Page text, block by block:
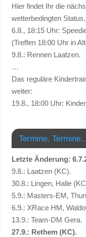
Hier findet Ihr die
wetterbedingten
6.8., 18:15 Uhr:
(Treffen 18:00 Uhr in
9.8.: Rennen Laatzen.
…
Das reguläre
weiter:
19.8., 18:00 Uhr:
Termine,
Letzte Änderung:
9.8.: Laatzen (KC).
30.8.: Lingen, Halle
5.9.: Masters-EM,
6.9.: XRace HM,
13.9.: Team-DM Gera.
27.9.: Rethem (KC).